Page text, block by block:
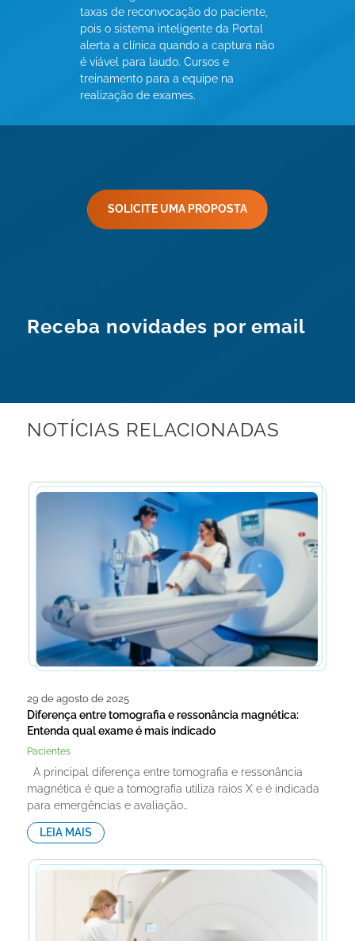
taxas de reconvocação do paciente,
pois o sistema inteligente da Portal
alerta a clínica quando a captura não
é viável para laudo. Cursos e
treinamento para a equipe na
realização de exames.
SOLICITE UMA PROPOSTA
Receba novidades por email
NOTÍCIAS RELACIONADAS
29 de agosto de 2025
Diferença entre tomografia e ressonância magnética:
Entenda qual exame é mais indicado
Pacientes
A principal diferença entre tomografia e ressonância
magnética é que a tomografia utiliza raios X e é indicada
para emergências e avaliação…
LEIA MAIS